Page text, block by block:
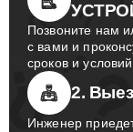
Позвоните нам
с вами и
сроков и условий.
2.
Инженер